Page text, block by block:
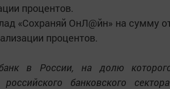
процентов.
«Сохраняй ОнЛ@йн» на сумму
процентов.
в России, на долю
банковского